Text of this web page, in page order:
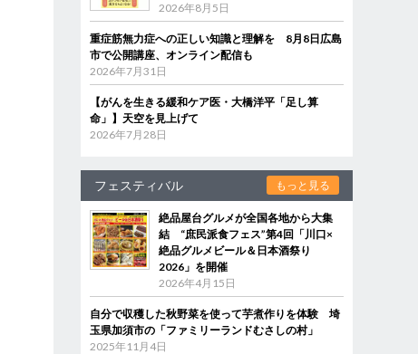
2026年8月5日
重症筋無力症への正しい知識と理解を 8月8日広島
市で公開講座、オンライン配信も
2026年7月31日
【がんを生きる緩和ケア医・大橋洋平「足し算
命」】天空を見上げて
2026年7月28日
フェスティバル もっと見る
絶品屋台グルメが全国各地から大集
結 “庶民派食フェス”第4回「川口×
絶品グルメビール＆日本酒祭り
2026」を開催
2026年4月15日
自分で収穫した秋野菜を使って芋煮作りを体験 埼
玉県加須市の「ファミリーランドむさしの村」
2025年11月4日